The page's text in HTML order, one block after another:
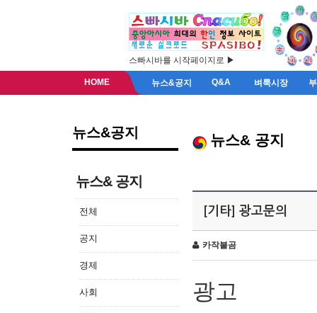
스빠시바를 시작페이지로 ▶
HOME 뉴스&공지 Q&A 벼룩시장
뉴스&공지
뉴스& 공지
전체
공지
경제
사회
뉴스& 공지
[기타] 광고문의
카작불곰
광고